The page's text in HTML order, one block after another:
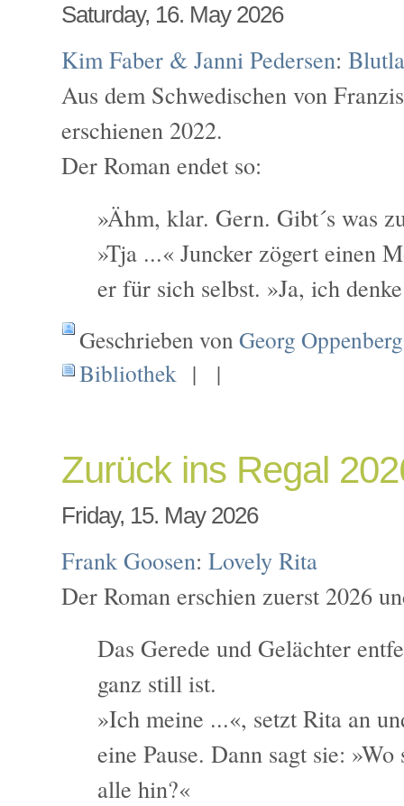
Saturday, 16. May 2026
Kim Faber & Janni Pedersen:
Aus dem Schwedischen von
erschienen 2022.
Der Roman endet so:
»Ähm, klar. Gern. Gibt´s was
»Tja ...« Juncker zögert einen
er für sich selbst. »Ja, ich
Geschrieben vonGeorg Oppenberg
Bibliothek | |
Zurück ins Regal
Friday, 15. May 2026
Frank Goosen:Lovely Rita
Der Roman erschien zuerst 2026
Das Gerede und Gelächter
ganz still ist.
»Ich meine ...«, setzt Rita an
eine Pause. Dann sagt sie:
alle hin?«